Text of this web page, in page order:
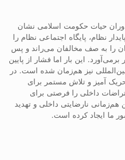
حیات حکومت اسلامی نشان
نظام، پایگاه اجتماعی نظام را
را به صف مخالفان می‌راند و پس
این بار اما فشار از پایین
نیز هم‌زمان شده است. در
آمیز و تلاش مستمر برای
داخلی را فرصتی برای
هم‌زمانی نارضایتی داخلی و تهدید
ما ایجاد کرده است.